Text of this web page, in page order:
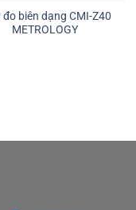
đo biên dạng CMI-Z40
METROLOGY